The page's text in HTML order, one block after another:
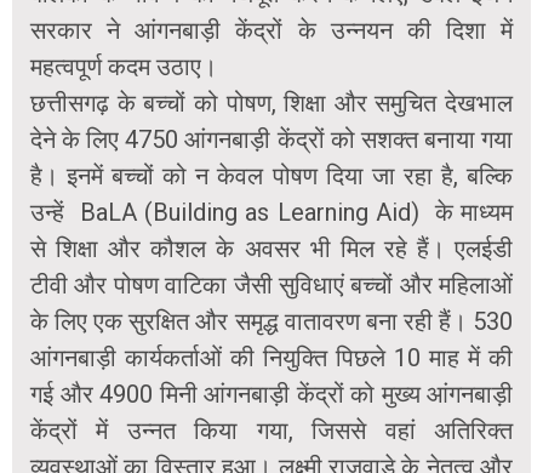
सरकार ने आंगनबाड़ी केंद्रों के उन्नयन की दिशा में
महत्वपूर्ण कदम उठाए।
छत्तीसगढ़ के बच्चों को पोषण, शिक्षा और समुचित देखभाल
देने के लिए 4750 आंगनबाड़ी केंद्रों को सशक्त बनाया गया
है। इनमें बच्चों को न केवल पोषण दिया जा रहा है, बल्कि
उन्हें BaLA (Building as Learning Aid) के माध्यम
से शिक्षा और कौशल के अवसर भी मिल रहे हैं। एलईडी
टीवी और पोषण वाटिका जैसी सुविधाएं बच्चों और महिलाओं
के लिए एक सुरक्षित और समृद्ध वातावरण बना रही हैं। 530
आंगनबाड़ी कार्यकर्ताओं की नियुक्ति पिछले 10 माह में की
गई और 4900 मिनी आंगनबाड़ी केंद्रों को मुख्य आंगनबाड़ी
केंद्रों में उन्नत किया गया, जिससे वहां अतिरिक्त
व्यवस्थाओं का विस्तार हुआ। लक्ष्मी राजवाड़े के नेतृत्व और